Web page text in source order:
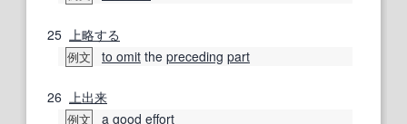
25 上略する
例文 to omit the preceding part
26 上出来
例文 a good effort